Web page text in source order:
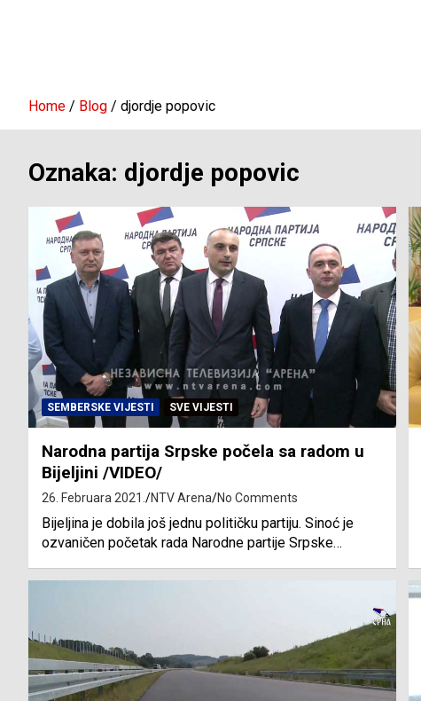
Home Blog djordje popovic
Oznaka: djordje popovic
SEMBERSKE VIJESTI SVE VIJESTI
Narodna partija Srpske počela sa radom u
Bijeljini /VIDEO/
26. Februara 2021. NTV Arena No Comments
Bijeljina je dobila još jednu političku partiju. Sinoć je
ozvaničen početak rada Narodne partije Srpske…